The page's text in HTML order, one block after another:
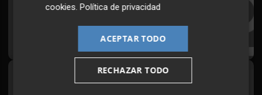
Todos los días a primera hora en tu email
¡Quiero suscribirme!
Síguenos en redes
cookies .Política de privacidad
ACEPTAR TODO
RECHAZAR TODO